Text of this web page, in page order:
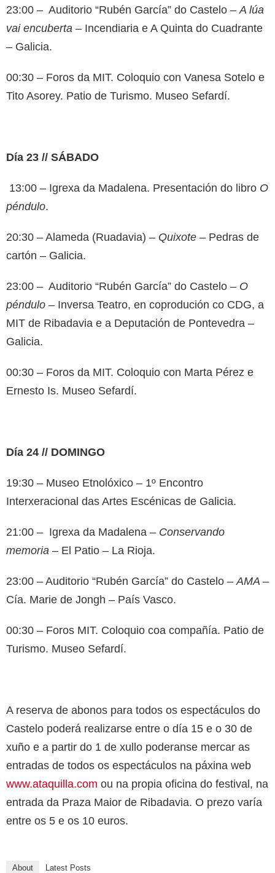
23:00 – Auditorio “Rubén García” do Castelo – A lúa
vai encuberta – Incendiaria e A Quinta do Cuadrante
– Galicia.
00:30 – Foros da MIT. Coloquio con Vanesa Sotelo e
Tito Asorey. Patio de Turismo. Museo Sefardí.
Día 23 // SÁBADO
13:00 – Igrexa da Madalena. Presentación do libro O
péndulo.
20:30 – Alameda (Ruadavia) – Quixote – Pedras de
cartón – Galicia.
23:00 – Auditorio “Rubén García” do Castelo – O
péndulo – Inversa Teatro, en coprodución co CDG, a
MIT de Ribadavia e a Deputación de Pontevedra –
Galicia.
00:30 – Foros da MIT. Coloquio con Marta Pérez e
Ernesto Is. Museo Sefardí.
Día 24 // DOMINGO
19:30 – Museo Etnolóxico – 1º Encontro
Interxeracional das Artes Escénicas de Galicia.
21:00 – Igrexa da Madalena – Conservando
memoria – El Patio – La Rioja.
23:00 – Auditorio “Rubén García” do Castelo – AMA –
Cía. Marie de Jongh – País Vasco.
00:30 – Foros MIT. Coloquio coa compañía. Patio de
Turismo. Museo Sefardí.
A reserva de abonos para todos os espectáculos do
Castelo poderá realizarse entre o día 15 e o 30 de
xuño e a partir do 1 de xullo poderanse mercar as
entradas de todos os espectáculos na páxina web
www.ataquilla.com ou na propia oficina do festival, na
entrada da Praza Maior de Ribadavia. O prezo varía
entre os 5 e os 10 euros.
About Latest Posts